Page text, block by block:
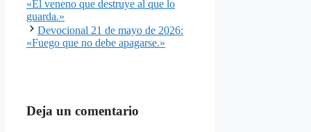
«El veneno que destruye al que lo
guarda.»
Devocional 21 de mayo de 2026:
«Fuego que no debe apagarse.»
Deja un comentario